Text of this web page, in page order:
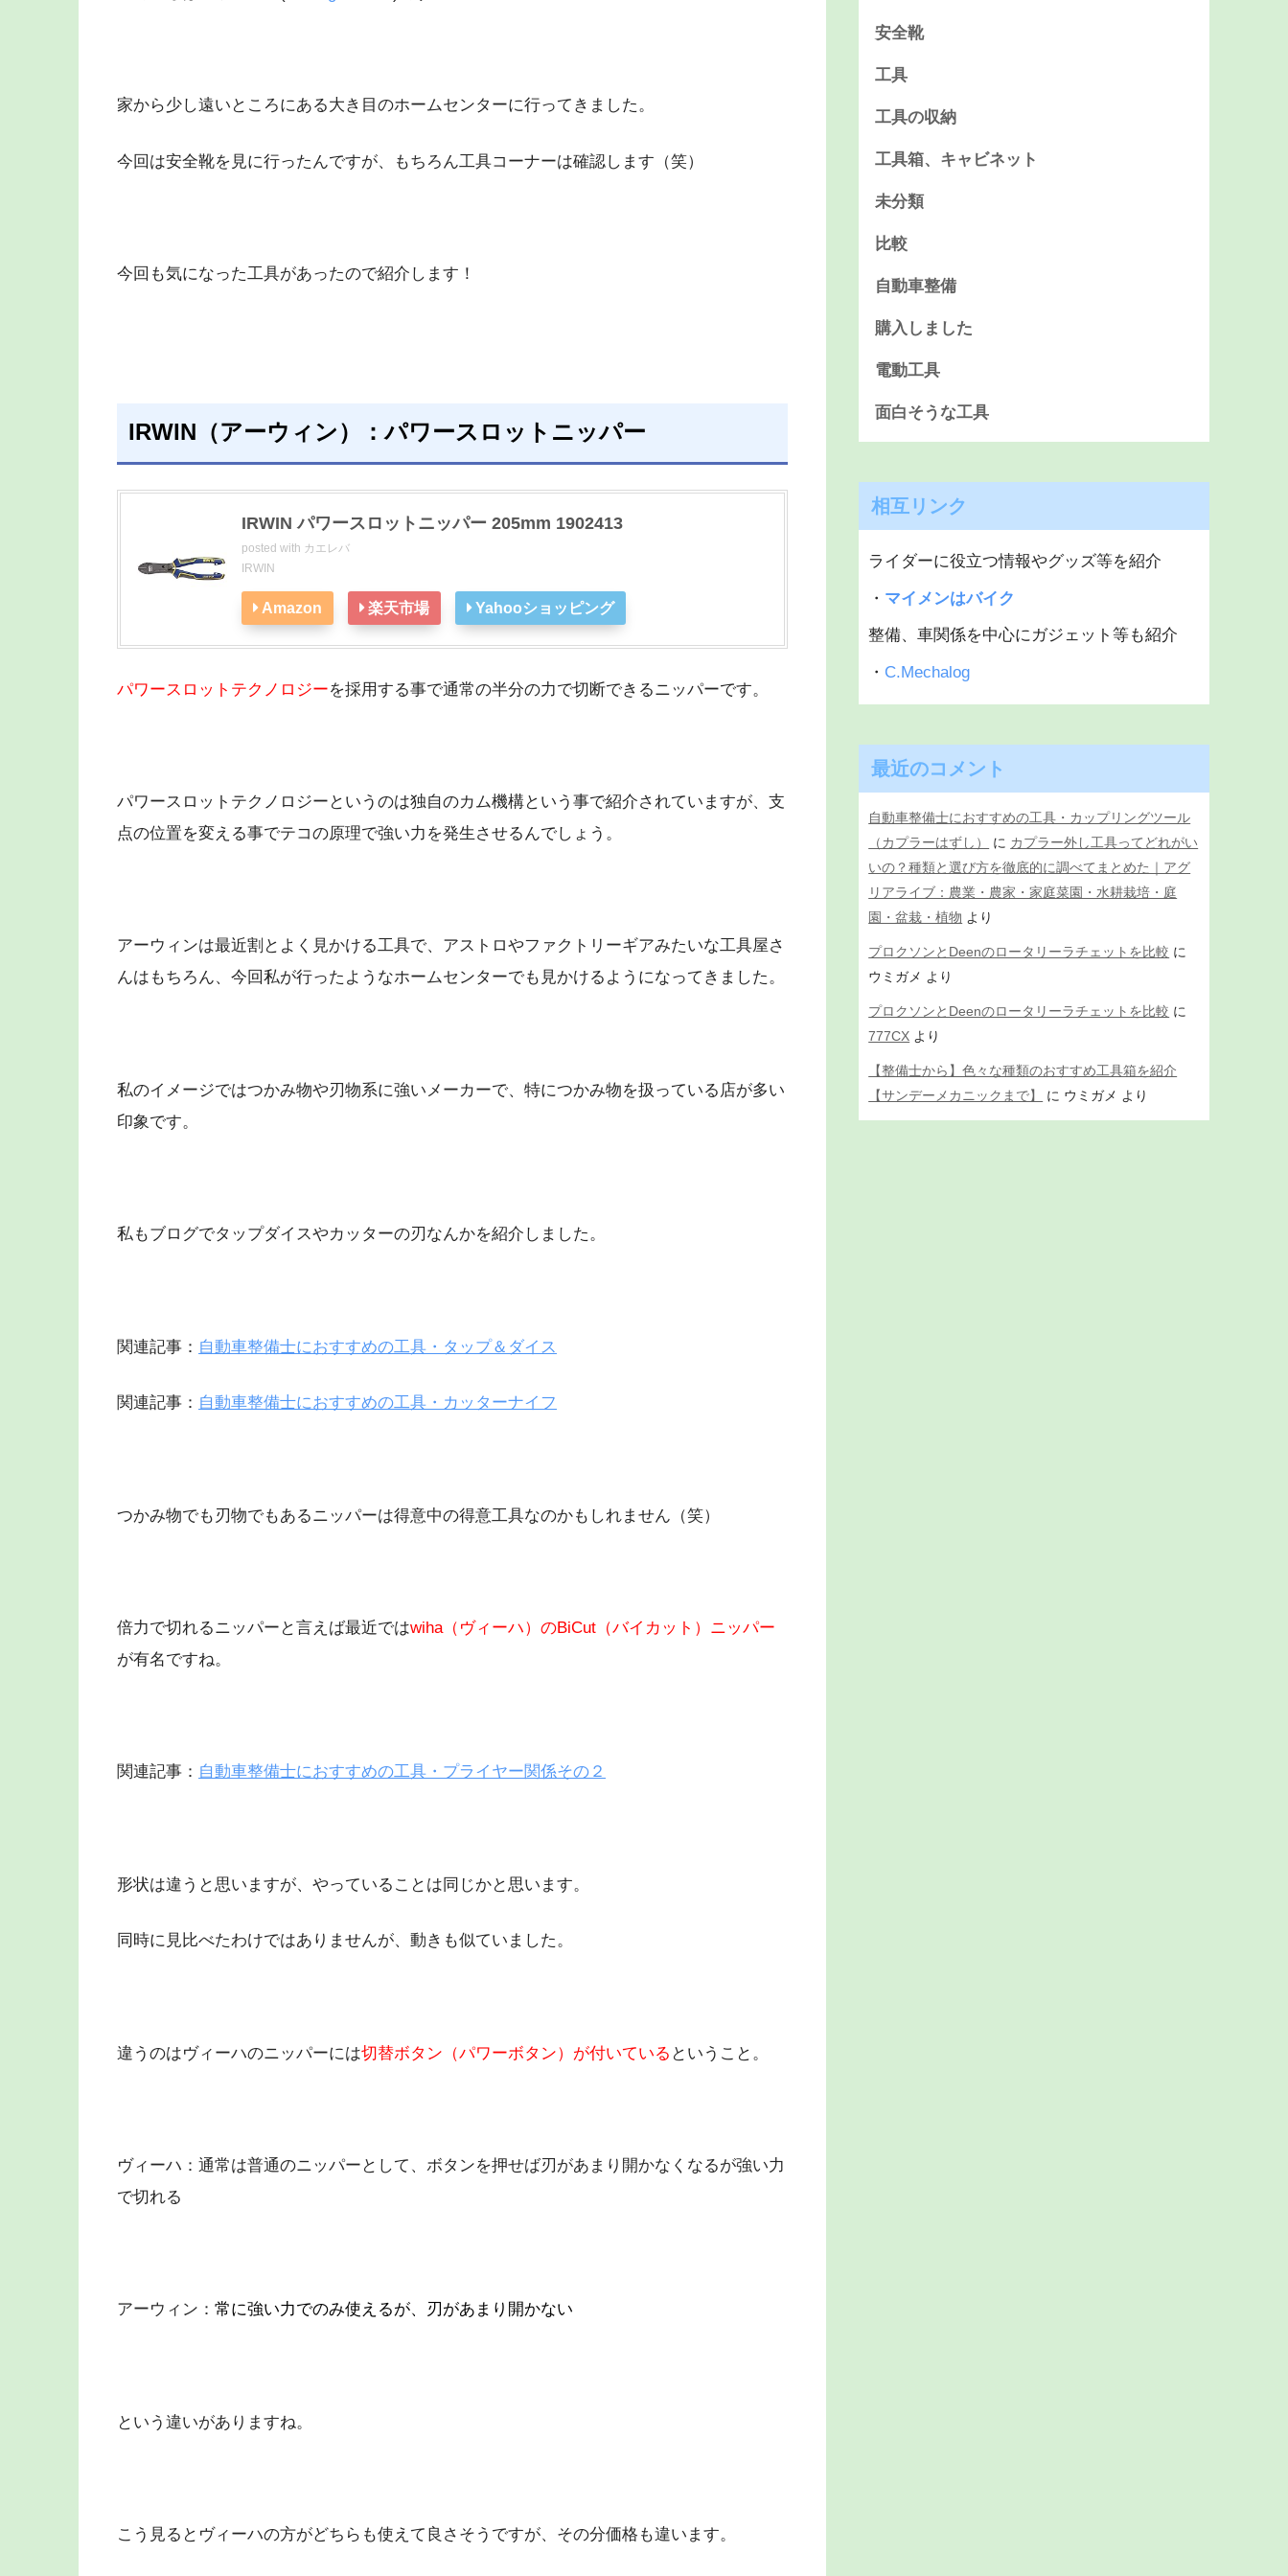
家から少し遠いところにある大き目のホームセンターに行ってきました。
今回は安全靴を見に行ったんですが、もちろん工具コーナーは確認します（笑）
今回も気になった工具があったので紹介します！
IRWIN（アーウィン）：パワースロットニッパー
IRWIN パワースロットニッパー 205mm 1902413
posted with カエレバ
IRWIN
Amazon 楽天市場 Yahooショッピング
パワースロットテクノロジーを採用する事で通常の半分の力で切断できるニッパーです。
パワースロットテクノロジーというのは独自のカム機構という事で紹介されていますが、支
点の位置を変える事でテコの原理で強い力を発生させるんでしょう。
アーウィンは最近割とよく見かける工具で、アストロやファクトリーギアみたいな工具屋さ
んはもちろん、今回私が行ったようなホームセンターでも見かけるようになってきました。
私のイメージではつかみ物や刃物系に強いメーカーで、特につかみ物を扱っている店が多い
印象です。
私もブログでタップダイスやカッターの刃なんかを紹介しました。
関連記事： 自動車整備士におすすめの工具・タップ＆ダイス
関連記事： 自動車整備士におすすめの工具・カッターナイフ
つかみ物でも刃物でもあるニッパーは得意中の得意工具なのかもしれません（笑）
倍力で切れるニッパーと言えば最近ではwiha（ヴィーハ）のBiCut（バイカット）ニッパー
が有名ですね。
関連記事： 自動車整備士におすすめの工具・プライヤー関係その２
形状は違うと思いますが、やっていることは同じかと思います。
同時に見比べたわけではありませんが、動きも似ていました。
違うのはヴィーハのニッパーには切替ボタン（パワーボタン）が付いている ということ。
ヴィーハ：通常は普通のニッパーとして、ボタンを押せば刃があまり開かなくなるが強い力
で切れる
アーウィン： 常に強い力でのみ使えるが、刃があまり開かない
という違いがありますね。
こう見るとヴィーハの方がどちらも使えて良さそうですが、その分価格も違います。
安全靴
工具
工具の収納
工具箱、キャビネット
未分類
比較
自動車整備
購入しました
電動工具
面白そうな工具
相互リンク
ライダーに役立つ情報やグッズ等を紹介
・ マイメンはバイク
整備、車関係を中心にガジェット等も紹介
・ C.Mechalog
最近のコメント
自動車整備士におすすめの工具・カップリングツール
（カプラーはずし）
に カプラー外し工具ってどれがい
いの？種類と選び方を徹底的に調べてまとめた｜アグ
リアライブ：農業・農家・家庭菜園・水耕栽培・庭
園・盆栽・植物 より
プロクソンとDeenのロータリーラチェットを比較 に
ウミガメ より
プロクソンとDeenのロータリーラチェットを比較 に
777CX より
【整備士から】色々な種類のおすすめ工具箱を紹介
【サンデーメカニックまで】
に ウミガメ より